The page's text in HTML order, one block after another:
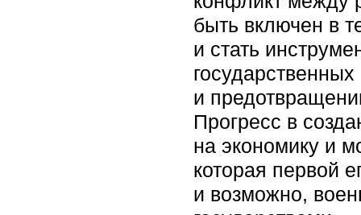
быть включен в
и стать
и
Прогресс в
на экономику и
которая первой
и возможно,